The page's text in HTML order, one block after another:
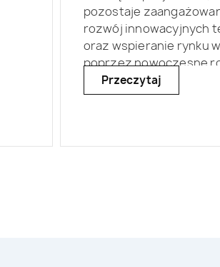
pozostaje
rozwój innowacyjnych
oraz wspieranie rynku
poprzez nowoczesne
eksperckie wsparcie
Przeczytaj